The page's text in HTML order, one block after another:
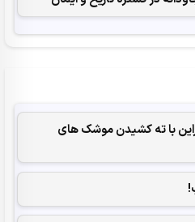
با ته کشیدن موشک های